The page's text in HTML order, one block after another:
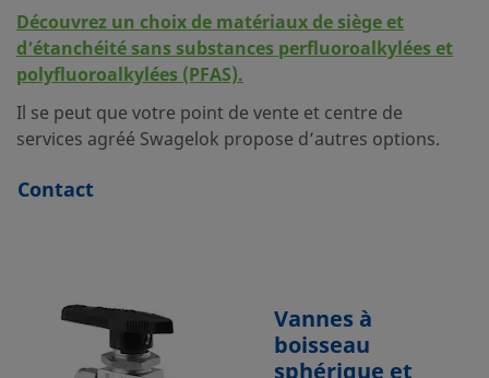
Découvrez un choix de matériaux de siège et
d’étanchéité sans substances perfluoroalkylées et
polyfluoroalkylées (PFAS).
Il se peut que votre point de vente et centre de
services agréé Swagelok propose d’autres options.
Contact
Vannes à
boisseau